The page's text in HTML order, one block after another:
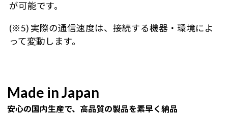
が可能です。
(※5) 実際の通信速度は、接続する機器・環境によ
って変動します。
Made in Japan
安心の国内生産で、高品質の製品を素早く納品